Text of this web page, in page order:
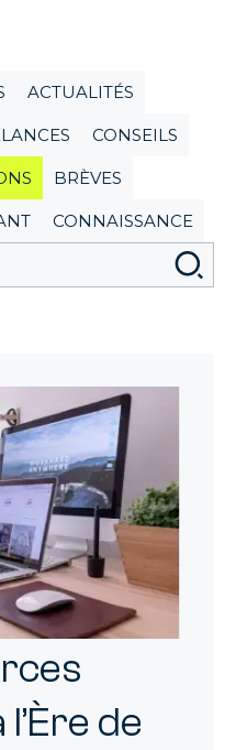
ACTUALITÉS
CONSEILS
BRÈVES
CONNAISSANCE
de